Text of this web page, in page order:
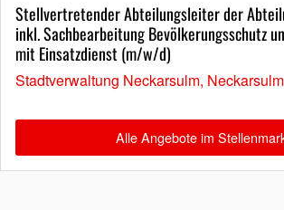
Stellvertretender Abteilungsleiter der
inkl. Sachbearbeitung Bevölkerungsschutz
mit Einsatzdienst (m/w/d)
Stadtverwaltung Neckarsulm, Neckarsulm
Alle Angebote im